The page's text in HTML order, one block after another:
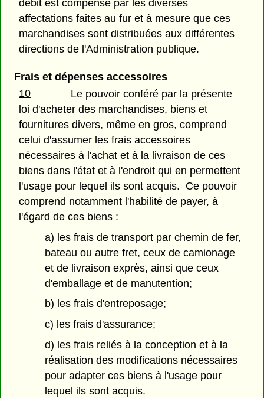
débit est compensé par les diverses
affectations faites au fur et à mesure que ces
marchandises sont distribuées aux différentes
directions de l'Administration publique.
Frais et dépenses accessoires
10
Le pouvoir conféré par la présente
loi d'acheter des marchandises, biens et
fournitures divers, même en gros, comprend
celui d'assumer les frais accessoires
nécessaires à l'achat et à la livraison de ces
biens dans l'état et à l'endroit qui en permettent
l'usage pour lequel ils sont acquis. Ce pouvoir
comprend notamment l'habilité de payer, à
l'égard de ces biens :
a) les frais de transport par chemin de fer,
bateau ou autre fret, ceux de camionage
et de livraison exprès, ainsi que ceux
d'emballage et de manutention;
b) les frais d'entreposage;
c) les frais d'assurance;
d) les frais reliés à la conception et à la
réalisation des modifications nécessaires
pour adapter ces biens à l'usage pour
lequel ils sont acquis.